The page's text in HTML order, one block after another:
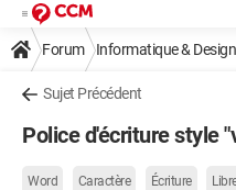
Forum Informatique & Design
Sujet Précédent
Police d'écriture style
Word Caractère Écriture